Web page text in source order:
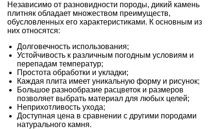
Независимо от разновидности породы, дикий камень
плитняк обладает множеством преимуществ,
обусловленных его характеристиками. К основным из
них относятся:
Долговечность использования;
Устойчивость к различным погодным условиям и
перепадам температур;
Простота обработки и укладки;
Каждая плита имеет уникальную форму и рисунок;
Большое разнообразие расцветок и размеров
позволяет выбрать материал для любых целей;
Неприхотливость ухода;
Доступная цена в сравнении с другими породами
натурального камня.